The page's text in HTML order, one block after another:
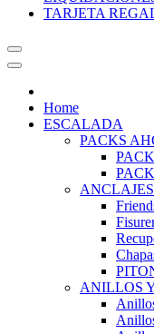
TARJETA
Home
ESCALADA
PACKS
ANILLOS